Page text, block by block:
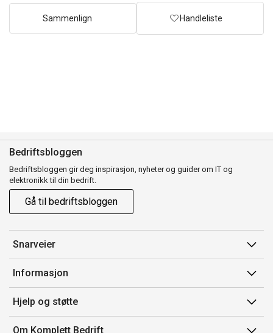
Sammenlign Handleliste
Bedriftsbloggen
Bedriftsbloggen gir deg inspirasjon, nyheter og guider om IT og
elektronikk til din bedrift.
Gå til bedriftsbloggen
Snarveier
Min side
Ordreoversikt
Mine produkter
Informasjon
Salgsbetingelser
Avtalevilkår for Komplett Bedrift Pluss
Hjelp og støtte
Kontakt oss
Om Komplett Bedrift